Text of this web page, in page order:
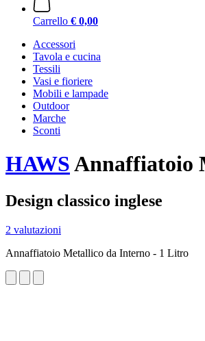
Carrello € 0,00
Accessori
Tavola e cucina
Tessili
Vasi e fioriere
Mobili e lampade
Outdoor
Marche
Sconti
HAWSAnnaffiatoio
Design classico inglese
2 valutazioni
Annaffiatoio Metallico da Interno - 1 Litro